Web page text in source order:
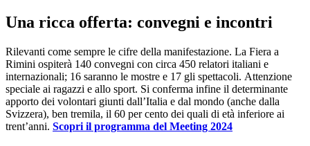
Una ricca offerta: convegni e incontri
Rilevanti come sempre le cifre della manifestazione. La Fiera a
Rimini ospiterà 140 convegni con circa 450 relatori italiani e
internazionali; 16 saranno le mostre e 17 gli spettacoli. Attenzione
speciale ai ragazzi e allo sport. Si conferma infine il determinante
apporto dei volontari giunti dall’Italia e dal mondo (anche dalla
Svizzera), ben tremila, il 60 per cento dei quali di età inferiore ai
trent’anni. Scopri il programma del Meeting 2024